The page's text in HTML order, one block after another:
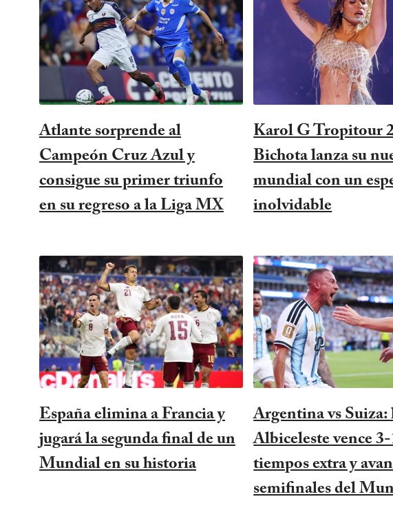
Atlante sorprende al
Campeón Cruz Azul y
consigue su primer triunfo
en su regreso a la Liga MX
Karol G Tropitour
Bichota lanza su
mundial con un
inolvidable
España elimina a Francia y
jugará la segunda final de un
Mundial en su historia
Argentina vs Suiza:
Albiceleste vence
tiempos extra y
semifinales del